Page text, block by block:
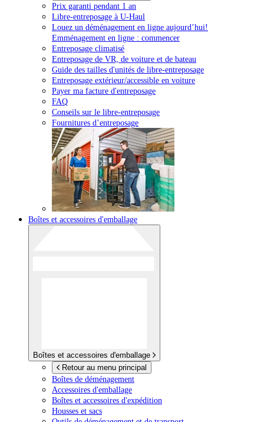
Prix garanti pendant 1 an
Libre-entreposage à U-Haul
Louez un déménagement en ligne aujourd’hui!
Emménagement en ligne : commencer
Entreposage climatisé
Entreposage de VR, de voiture et de bateau
Guide des tailles d'unités de libre-entreposage
Entreposage extérieur/accessible en voiture
Payer ma facture d'entreposage
FAQ
Conseils sur le libre-entreposage
Fournitures d’entreposage
Boîtes et accessoires d'emballage
Boîtes et accessoires d'emballage
Retour au menu principal
Boîtes de déménagement
Accessoires d'emballage
Boîtes et accessoires d'expédition
Housses et sacs